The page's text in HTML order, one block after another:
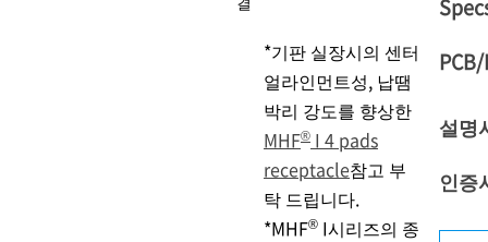
*기판 실장시의 센터
얼라인먼트성, 납땜
박리 강도를 향상한
MHF® I 4 pads
receptacle참고 부
탁 드립니다.
*MHF® I시리즈의 종
설명
인증